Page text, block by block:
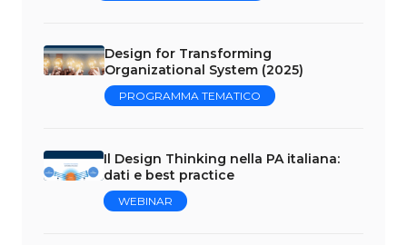
Design for Transforming
Organizational System (2025)
PROGRAMMA TEMATICO
Il Design Thinking nella PA italiana:
dati e best practice
WEBINAR